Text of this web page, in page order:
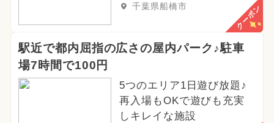
千葉県船橋市 クーポン
駅近で都内屈指の広さの屋内パーク♪駐車
場7時間で100円
5つのエリア1日遊び放題♪
再入場もOKで遊びも充実
しキレイな施設